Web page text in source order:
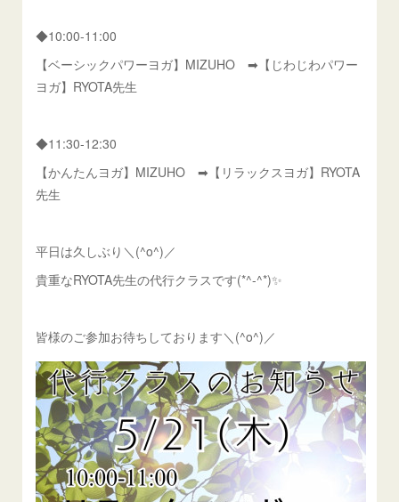
◆10:00-11:00
【ベーシックパワーヨガ】MIZUHO ➡【じわじわパワー
ヨガ】RYOTA先生
◆11:30-12:30
【かんたんヨガ】MIZUHO ➡【リラックスヨガ】RYOTA
先生
平日は久しぶり＼(^o^)／
貴重なRYOTA先生の代行クラスです(*^-^*)✨
皆様のご参加お待ちしております＼(^o^)／